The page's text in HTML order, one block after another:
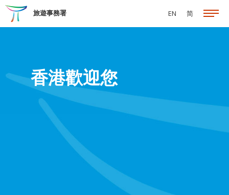
跳至主要內容
旅遊事務署 EN 简
香港歡迎您